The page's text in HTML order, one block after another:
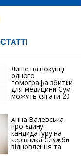
СТАТТІ
Лише на покупці
одного
томографа збитки
для медицини Сум
можуть сягати 20
Анна Валевська
про єдину
кандидатуру на
керівника Служби
відновлення та